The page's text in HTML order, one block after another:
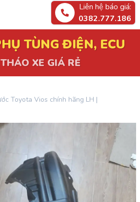
Liên hệ báo giá:
0382.777.186
TÙNG ĐIỆN, ECU
XE GIÁ RẺ
Toyota Vios chính hãng LH |